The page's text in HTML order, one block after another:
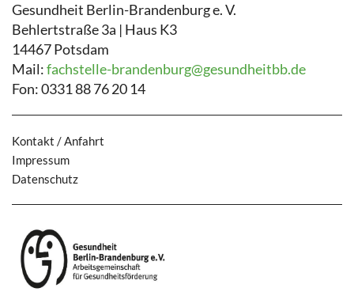
Gesundheit Berlin-Brandenburg e. V.
Behlertstraße 3a | Haus K3
14467 Potsdam
Mail:fachstelle-brandenburg@gesundheitbb.de
Fon: 0331 88 76 20 14
Kontakt / Anfahrt
Impressum
Datenschutz